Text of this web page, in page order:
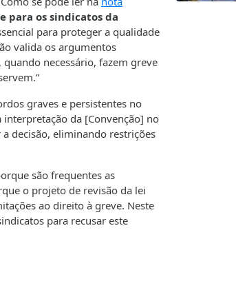
para os sindicatos da
para proteger a qualidade
valida os argumentos
necessário, fazem greve
graves e persistentes no
da [Convenção] no
decisão, eliminando restrições
são frequentes as
o projeto de revisão da lei
ao direito à greve. Neste
para recusar este